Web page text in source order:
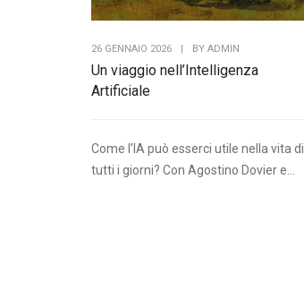
26 GENNAIO 2026 | BY ADMIN
Un viaggio nell’Intelligenza
Artificiale
Come l’IA può esserci utile nella vita di
tutti i giorni? Con Agostino Dovier e...